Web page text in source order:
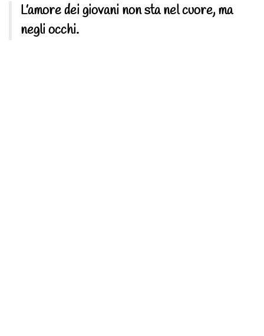
L’amore dei giovani non sta nel cuore, ma
negli occhi.